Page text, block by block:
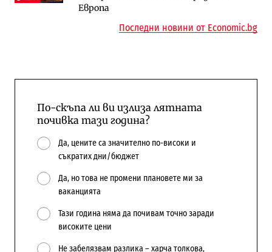
Европа
Последни новини от Economic.bg
По-скъпа ли ви излиза лятната
почивка тази година?
Да, цените са значително по-високи и
съкратих дни/бюджет
Да, но това не промени плановете ми за
ваканцията
Тази година няма да почивам точно заради
високите цени
Не забелязвам разлика – харча толкова,